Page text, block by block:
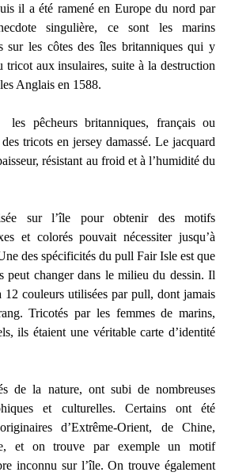
il a été ramené en Europe du nord par
singulière, ce sont les marins
sur les côtes des îles britanniques qui y
tricot aux insulaires, suite à la destruction
Anglais en 1588.
les pêcheurs britanniques, français ou
tricots en jersey damassé. Le jacquard
résistant au froid et à l’humidité du
sur l’île pour obtenir des motifs
et colorés pouvait nécessiter jusqu’à
des spécificités du pull Fair Isle est que
peut changer dans le milieu du dessin. Il
12 couleurs utilisées par pull, dont jamais
Tricotés par les femmes de marins,
ils étaient une véritable carte d’identité
de la nature, ont subi de nombreuses
et culturelles. Certains ont été
d’Extrême-Orient, de Chine,
et on trouve par exemple un motif
inconnu sur l’île. On trouve également